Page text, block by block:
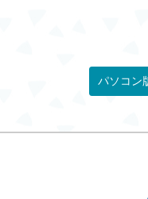
パソコン